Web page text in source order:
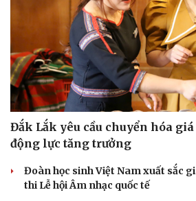
Đắk Lắk yêu cầu chuyển hóa
động lực tăng trưởng
Đoàn học sinh Việt Nam xuất sắc
thi Lễ hội Âm nhạc quốc tế